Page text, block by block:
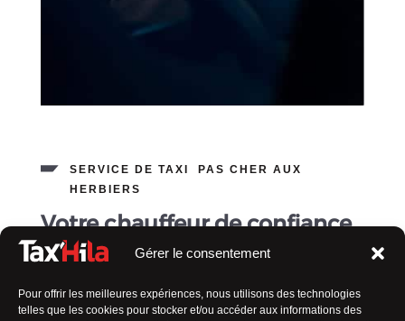
Gérer le consentement
Pour offrir les meilleures expériences, nous utilisons des technologies
telles que les cookies pour stocker et/ou accéder aux informations des
SERVICE DE TAXI PAS CHER AUX
HERBIERS
Votre chauffeur de confiance
ajoutée réside dans
plusieurs aspects qui me
distinguent des autres :